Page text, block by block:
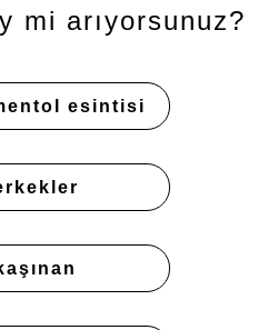
mi arıyorsunuz?
esintisi